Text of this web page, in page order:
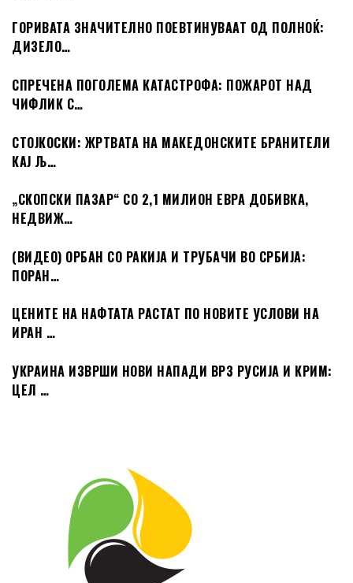
ГОРИВАТА ЗНАЧИТЕЛНО ПОЕВТИНУВААТ ОД ПОЛНОЌ:
ДИЗЕЛО…
СПРЕЧЕНА ПОГОЛЕМА КАТАСТРОФА: ПОЖАРОТ НАД
ЧИФЛИК С…
СТОЈКОСКИ: ЖРТВАТА НА МАКЕДОНСКИТЕ БРАНИТЕЛИ
КАЈ Љ…
„СКОПСКИ ПАЗАР“ СО 2,1 МИЛИОН ЕВРА ДОБИВКА,
НЕДВИЖ…
(ВИДЕО) ОРБАН СО РАКИЈА И ТРУБАЧИ ВО СРБИЈА:
ПОРАН…
ЦЕНИТЕ НА НАФТАТА РАСТАТ ПО НОВИТЕ УСЛОВИ НА
ИРАН …
УКРАИНА ИЗВРШИ НОВИ НАПАДИ ВРЗ РУСИЈА И КРИМ:
ЦЕЛ …